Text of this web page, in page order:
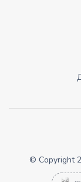
© Copyright